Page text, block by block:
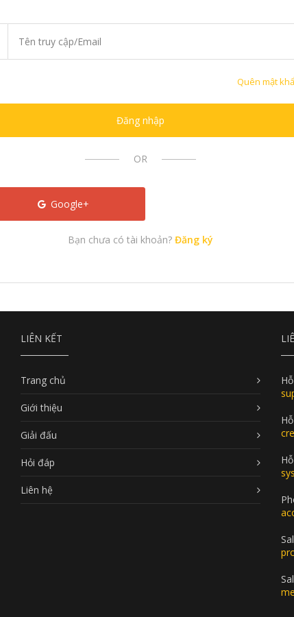
Quên mật
Đăng nhập
OR
Google+
Bạn chưa có tài khoản? Đăng ký
LIÊN KẾT
Trang chủ
Giới thiệu
Giải đấu
Hỏi đáp
Liên hệ